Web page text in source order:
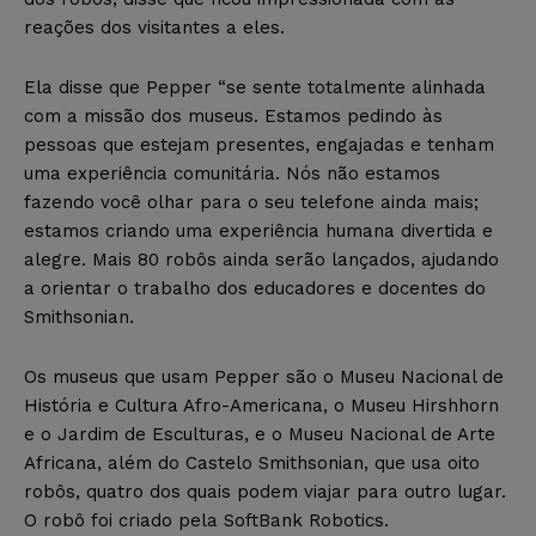
reações dos visitantes a eles.
Ela disse que Pepper “se sente totalmente alinhada
com a missão dos museus. Estamos pedindo às
pessoas que estejam presentes, engajadas e tenham
uma experiência comunitária. Nós não estamos
fazendo você olhar para o seu telefone ainda mais;
estamos criando uma experiência humana divertida e
alegre. Mais 80 robôs ainda serão lançados, ajudando
a orientar o trabalho dos educadores e docentes do
Smithsonian.
Os museus que usam Pepper são o Museu Nacional de
História e Cultura Afro-Americana, o Museu Hirshhorn
e o Jardim de Esculturas, e o Museu Nacional de Arte
Africana, além do Castelo Smithsonian, que usa oito
robôs, quatro dos quais podem viajar para outro lugar.
O robô foi criado pela SoftBank Robotics.